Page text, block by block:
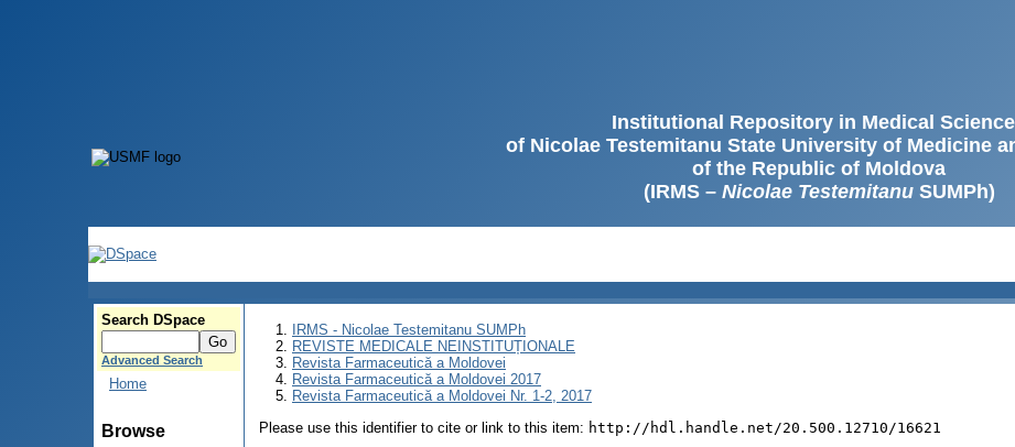
Institutional Repository in Medical
of Nicolae Testemitanu State University of Medicine
of the Republic of Moldova
(IRMS – Nicolae TestemitanuSUMPh)
Search DSpace
Advanced Search
Home
Browse
IRMS - Nicolae Testemitanu SUMPh
REVISTE MEDICALE NEINSTITUȚIONALE
Revista Farmaceutică a Moldovei
Revista Farmaceutică a Moldovei 2017
Revista Farmaceutică a Moldovei Nr. 1-2, 2017
Please use this identifier to cite or link to this item: http://hdl.handle.net/20.500.12710/16621